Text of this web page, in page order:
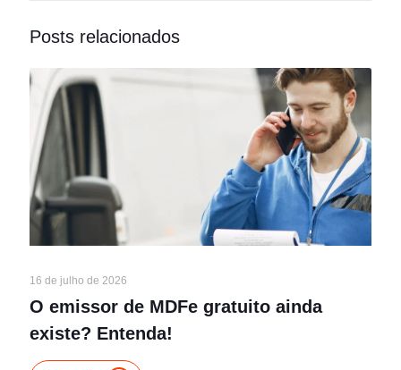
Posts relacionados
16 de julho de 2026
O emissor de MDFe gratuito ainda
existe? Entenda!